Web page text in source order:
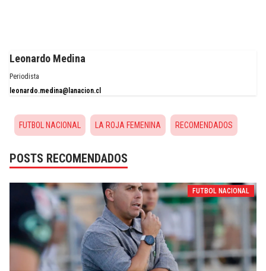
Leonardo Medina
Periodista
leonardo.medina@lanacion.cl
FUTBOL NACIONAL LA ROJA FEMENINA RECOMENDADOS
POSTS RECOMENDADOS
FUTBOL NACIONAL